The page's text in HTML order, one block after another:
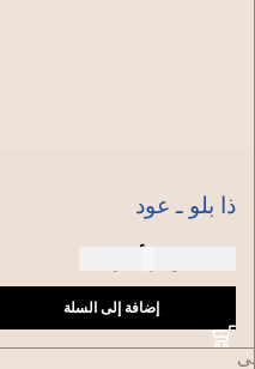
ذا بلو ـ عود
إضافة إلى السلة